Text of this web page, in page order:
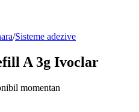
/Sisteme adezive
A 3g Ivoclar
momentan